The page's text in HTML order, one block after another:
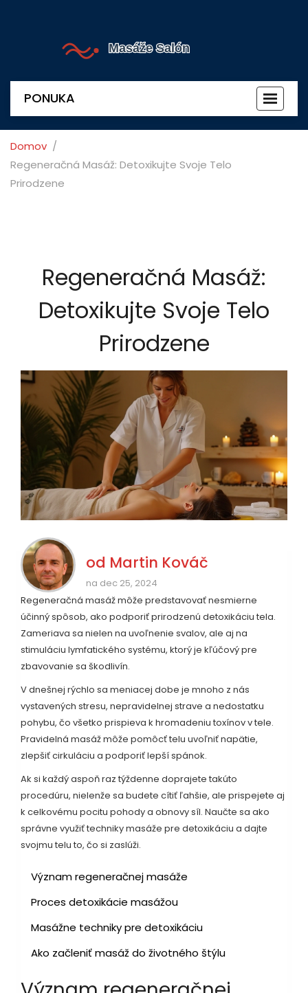
PONUKA
Domov
Regeneračná Masáž: Detoxikujte Svoje Telo
Prirodzene
Regeneračná Masáž:
Detoxikujte Svoje Telo
Prirodzene
od Martin Kováč
na dec 25, 2024
Regeneračná masáž môže predstavovať nesmierne
účinný spôsob, ako podporiť prirodzenú detoxikáciu tela.
Zameriava sa nielen na uvoľnenie svalov, ale aj na
stimuláciu lymfatického systému, ktorý je kľúčový pre
zbavovanie sa škodlivín.
V dnešnej rýchlo sa meniacej dobe je mnoho z nás
vystavených stresu, nepravidelnej strave a nedostatku
pohybu, čo všetko prispieva k hromadeniu toxínov v tele.
Pravidelná masáž môže pomôcť telu uvoľniť napätie,
zlepšiť cirkuláciu a podporiť lepší spánok.
Ak si každý aspoň raz týždenne doprajete takúto
procedúru, nielenže sa budete cítiť ľahšie, ale prispejete aj
k celkovému pocitu pohody a obnovy síl. Naučte sa ako
správne využiť techniky masáže pre detoxikáciu a dajte
svojmu telu to, čo si zaslúži.
Význam regeneračnej masáže
Proces detoxikácie masážou
Masážne techniky pre detoxikáciu
Ako začleniť masáž do životného štýlu